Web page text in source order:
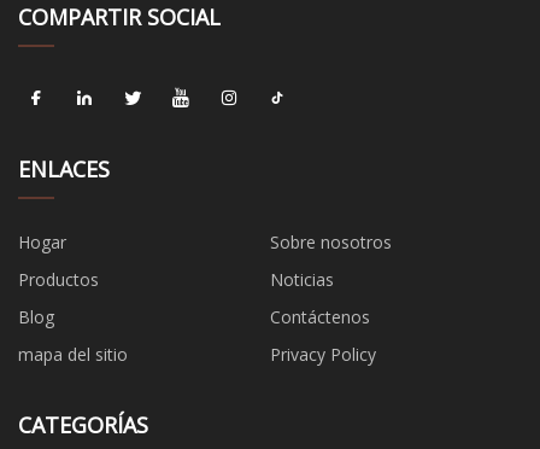
COMPARTIR SOCIAL
ENLACES
Hogar
Sobre nosotros
Productos
Noticias
Blog
Contáctenos
mapa del sitio
Privacy Policy
CATEGORÍAS